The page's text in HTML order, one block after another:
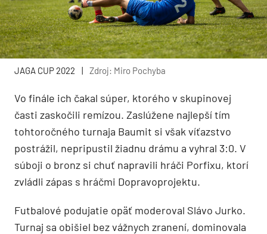
JAGA CUP 2022 | Zdroj: Miro Pochyba
Vo finále ich čakal súper, ktorého v skupinovej
časti zaskočili remízou. Zaslúžene najlepší tím
tohtoročného turnaja Baumit si však víťazstvo
postrážil, nepripustil žiadnu drámu a vyhral 3:0. V
súboji o bronz si chuť napravili hráči Porfixu, ktorí
zvládli zápas s hráčmi Dopravoprojektu.
Futbalové podujatie opäť moderoval Slávo Jurko.
Turnaj sa obišiel bez vážnych zranení, dominovala